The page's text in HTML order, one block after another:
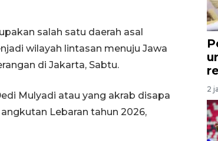
salah satu daerah asal
wilayah lintasan menuju Jawa
di Jakarta, Sabtu.
Mulyadi atau yang akrab disapa
Lebaran tahun 2026,
2